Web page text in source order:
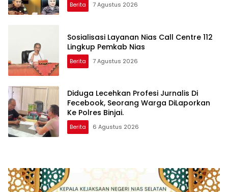
Berita 7 Agustus 2026
Sosialisasi Layanan Nias Call Centre 112
Lingkup Pemkab Nias
Berita 7 Agustus 2026
Diduga Lecehkan Profesi Jurnalis Di
Fecebook, Seorang Warga DiLaporkan
Ke Polres Binjai.
Berita 6 Agustus 2026